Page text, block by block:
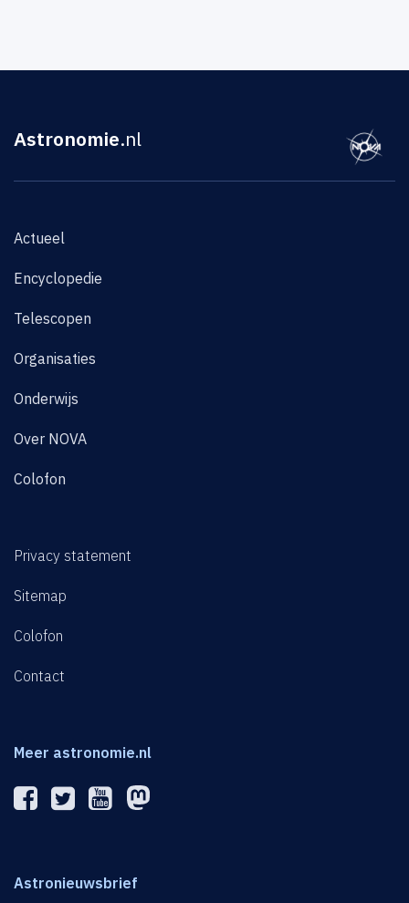
Astronomie.nl
Actueel
Encyclopedie
Telescopen
Organisaties
Onderwijs
Over NOVA
Colofon
Privacy statement
Sitemap
Colofon
Contact
Meer astronomie.nl
Astronieuwsbrief